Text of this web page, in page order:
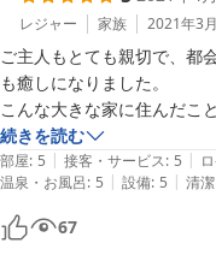
レジャー 家族 2021年3月
ご主人もとても親切で、都
も癒しになりました。
こんな大きな家に住んだこ
させてくれるひとときは、
また行きたいと思います。
続きを読む
部屋: 5 | 接客・サービス: 5 |
温泉・お風呂: 5 | 設備: 5 | 清
67